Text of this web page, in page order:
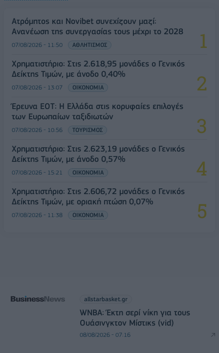
Ατρόμητος και Novibet συνεχίζουν μαζί:
Ανανέωση της συνεργασίας τους μέχρι το 2028
07/08/2026 - 11:50 ΑΘΛΗΤΙΣΜΟΣ
Χρηματιστήριο: Στις 2.618,95 μονάδες ο Γενικός
Δείκτης Τιμών, με άνοδο 0,40%
07/08/2026 - 13:07 ΟΙΚΟΝΟΜΙΑ
Έρευνα ΕΟΤ: Η Ελλάδα στις κορυφαίες επιλογές
των Ευρωπαίων ταξιδιωτών
07/08/2026 - 10:56 ΤΟΥΡΙΣΜΟΣ
Χρηματιστήριο: Στις 2.623,19 μονάδες ο Γενικός
Δείκτης Τιμών, με άνοδο 0,57%
07/08/2026 - 15:21 ΟΙΚΟΝΟΜΙΑ
Χρηματιστήριο: Στις 2.606,72 μονάδες ο Γενικός
Δείκτης Τιμών, με οριακή πτώση 0,07%
07/08/2026 - 11:38 ΟΙΚΟΝΟΜΙΑ
allstarbasket.gr
WNBA: Έκτη σερί νίκη για τους
Ουάσινγκτον Μίστικς (vid)
08/08/2026 - 07:16